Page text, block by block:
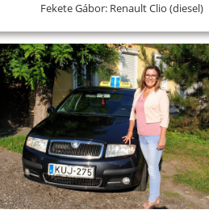
Fekete Gábor: Renault Clio (diesel)